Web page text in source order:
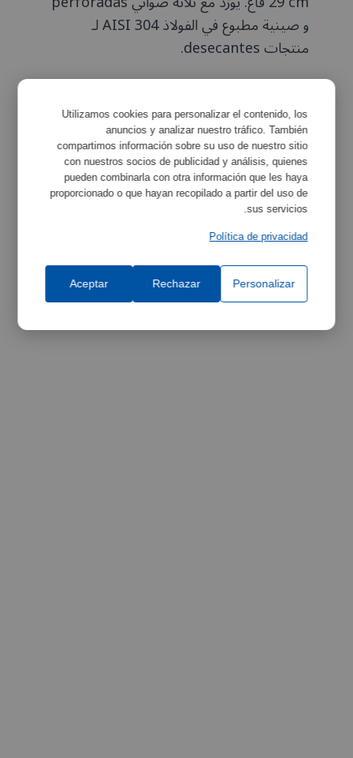
و صينية مطبوع في الفولاذ AISI 304 لـ
منتجات desecantes.
الخصائص تكبير
مواصفات المعدات
Utilizamos cookies para personalizar el contenido, los
anuncios y analizar nuestro tráfico. También
compartimos información sobre su uso de nuestro sitio
con nuestros socios de publicidad y análisis, quienes
pueden combinarla con otra información que les haya
proporcionado o que hayan recopilado a partir del uso de
sus servicios.
Política de privacidad
Personalizar
Rechazar
Aceptar